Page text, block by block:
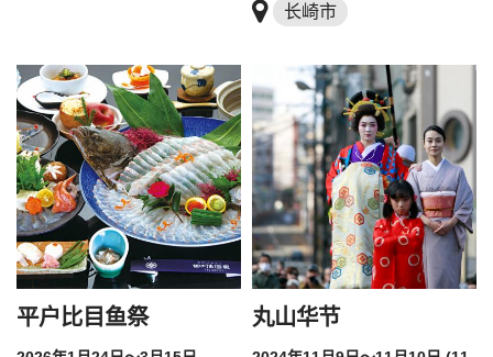
长崎市
平户比目鱼祭 丸山华节